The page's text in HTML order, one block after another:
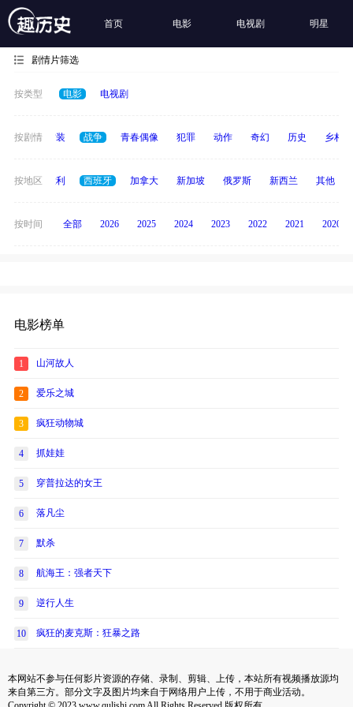
首页 电影 电视剧 明星
剧情片筛选
按类型 电影 电视剧
按剧情
惊悚 古装 战争 青春偶像 犯罪 动作 奇幻 历史 乡村
按地区
印度 意大利 西班牙 加拿大 新加坡 俄罗斯 新西兰 其他
按时间 全部 2026 2025 2024 2023 2022 2021 2020
电影榜单
1 山河故人
2 爱乐之城
3 疯狂动物城
4 抓娃娃
5 穿普拉达的女王
6 落凡尘
7 默杀
8 航海王：强者天下
9 逆行人生
10 疯狂的麦克斯：狂暴之路
本网站不参与任何影片资源的存储、录制、剪辑、上传，本站所有视频播放源均
来自第三方。部分文字及图片均来自于网络用户上传，不用于商业活动。